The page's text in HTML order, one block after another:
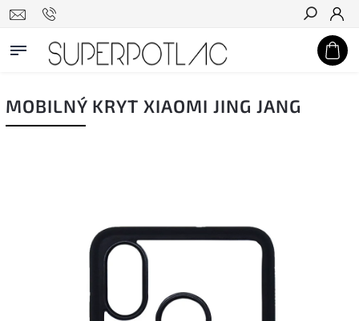
Hľadať
MOBILNÝ KRYT XIAOMI JING JANG